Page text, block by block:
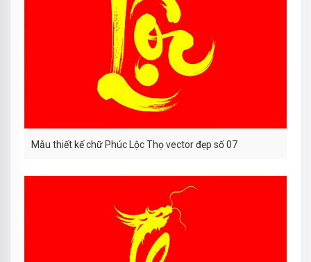
Mẫu thiết kế chữ Phúc Lộc Thọ vector đẹp số 07